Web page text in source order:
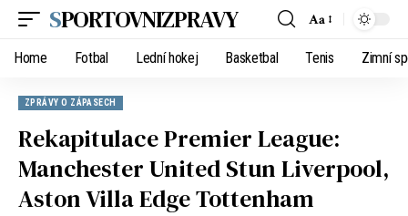
SPORTOVNIZPRAVY Aa
Home Fotbal Lední hokej Basketbal Tenis Zimní
ZPRÁVY O ZÁPASECH
Rekapitulace Premier League:
Manchester United Stun Liverpool,
Aston Villa Edge Tottenham